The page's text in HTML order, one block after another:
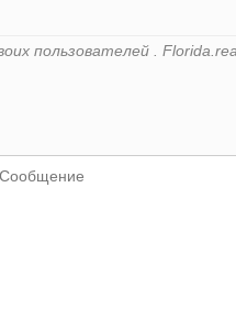
пользователей .